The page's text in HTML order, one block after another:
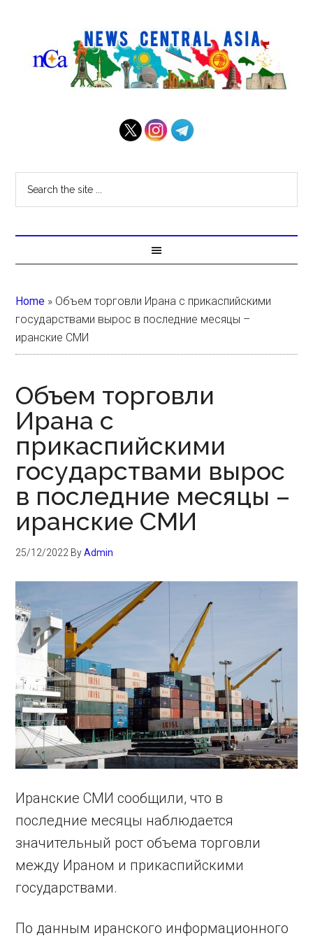
Home » Объем торговли Ирана с прикаспийскими
государствами вырос в последние месяцы –
иранские СМИ
Объем торговли
Ирана с
прикаспийскими
государствами вырос
в последние месяцы –
иранские СМИ
25/12/2022 ByAdmin
Иранские СМИ сообщили, что в
последние месяцы наблюдается
значительный рост объема торговли
между Ираном и прикаспийскими
государствами.
По данным иранского информационного